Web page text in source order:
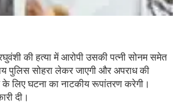
की हत्या में आरोपी उसकी पत्नी सोनम समेत
पुलिस सोहरा लेकर जाएगी और अपराध की
के लिए घटना का नाटकीय रूपांतरण करेगी।
दी।